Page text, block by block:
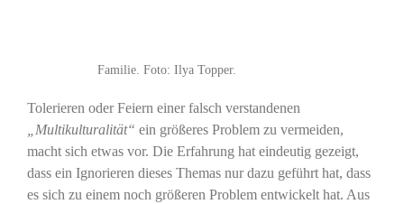
Familie. Foto: Ilya Topper.
Tolerieren oder Feiern einer falsch verstandenen
„Multikulturalität“ ein größeres Problem zu vermeiden,
macht sich etwas vor. Die Erfahrung hat eindeutig gezeigt,
dass ein Ignorieren dieses Themas nur dazu geführt hat, dass
es sich zu einem noch größeren Problem entwickelt hat. Aus